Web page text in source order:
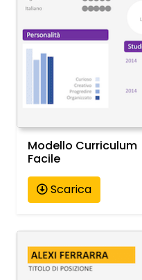
Modello Curriculum
Facile
Scarica